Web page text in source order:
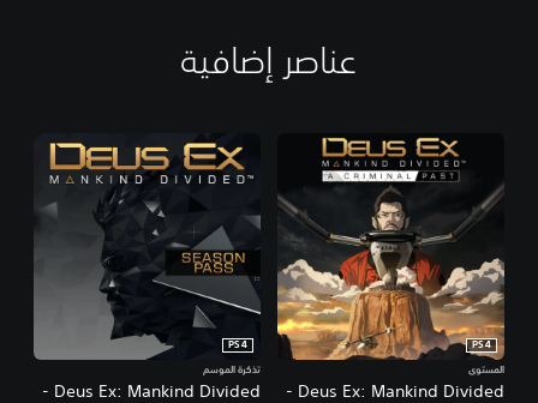
عناصر إضافية
Deus Ex: Mankind Divided -
PS4
المستوى
Deus Ex: Mankind Divided -
PS4
تذكرة الموسم